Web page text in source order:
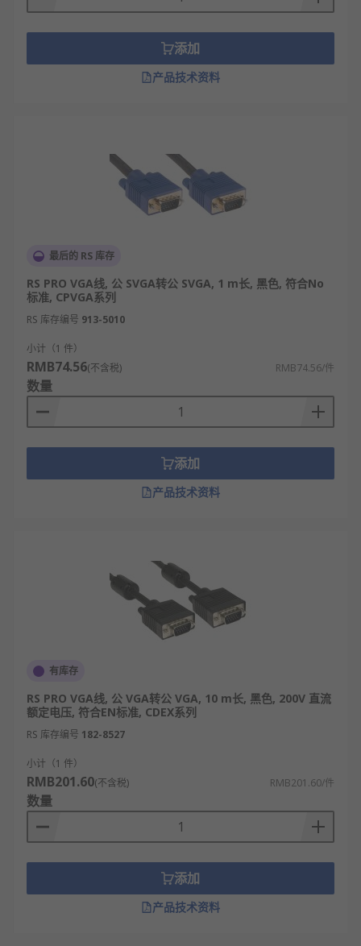
添加
产品技术资料
最后的 RS 库存
RS PRO VGA线, 公 SVGA转公 SVGA, 1 m长, 黑色, 符合No
标准, CPVGA系列
RS 库存编号 913-5010
小计（1 件）
RMB74.56(不含税) RMB74.56/件
数量
添加
产品技术资料
有库存
RS PRO VGA线, 公 VGA转公 VGA, 10 m长, 黑色, 200V 直流
额定电压, 符合EN标准, CDEX系列
RS 库存编号 182-8527
小计（1 件）
RMB201.60(不含税) RMB201.60/件
数量
添加
产品技术资料